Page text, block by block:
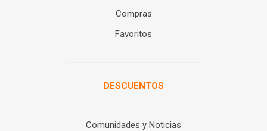
Compras
Favoritos
DESCUENTOS
Comunidades y Noticias